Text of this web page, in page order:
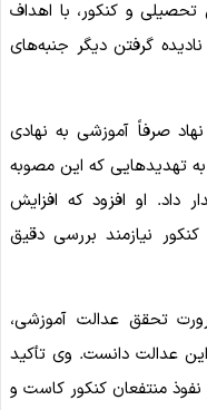
و کنکور، با اهداف
گرفتن دیگر جنبه‌های
صرفاً آموزشی به نهادی
تهدیدهایی که این مصوبه
داد. او افزود که افزایش
نیازمند بررسی دقیق
تحقق عدالت آموزشی،
عدالت دانست. وی تأکید
منتفعان کنکور کاست و